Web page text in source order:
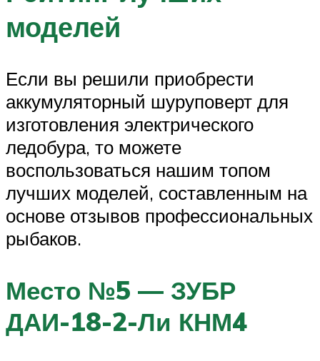
моделей
Если вы решили приобрести
аккумуляторный шуруповерт для
изготовления электрического
ледобура, то можете
воспользоваться нашим топом
лучших моделей, составленным на
основе отзывов профессиональных
рыбаков.
Место №5 — ЗУБР
ДАИ-18-2-Ли КНМ4